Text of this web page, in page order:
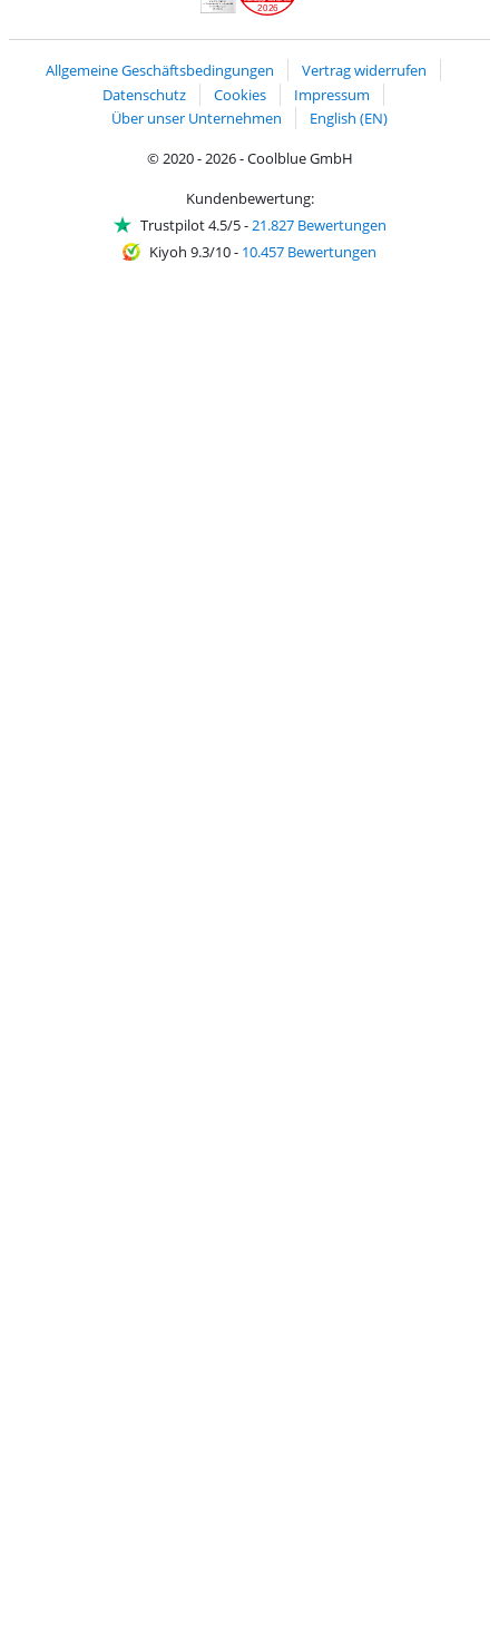
2026
Allgemeine Geschäftsbedingungen
Vertrag widerrufen
Datenschutz
Cookies
Impressum
Über unser Unternehmen
English (EN)
© 2020 - 2026 - Coolblue GmbH
Kundenbewertung:
Trustpilot 4.5/5-21.827 Bewertungen
Kiyoh 9.3/10- 10.457 Bewertungen